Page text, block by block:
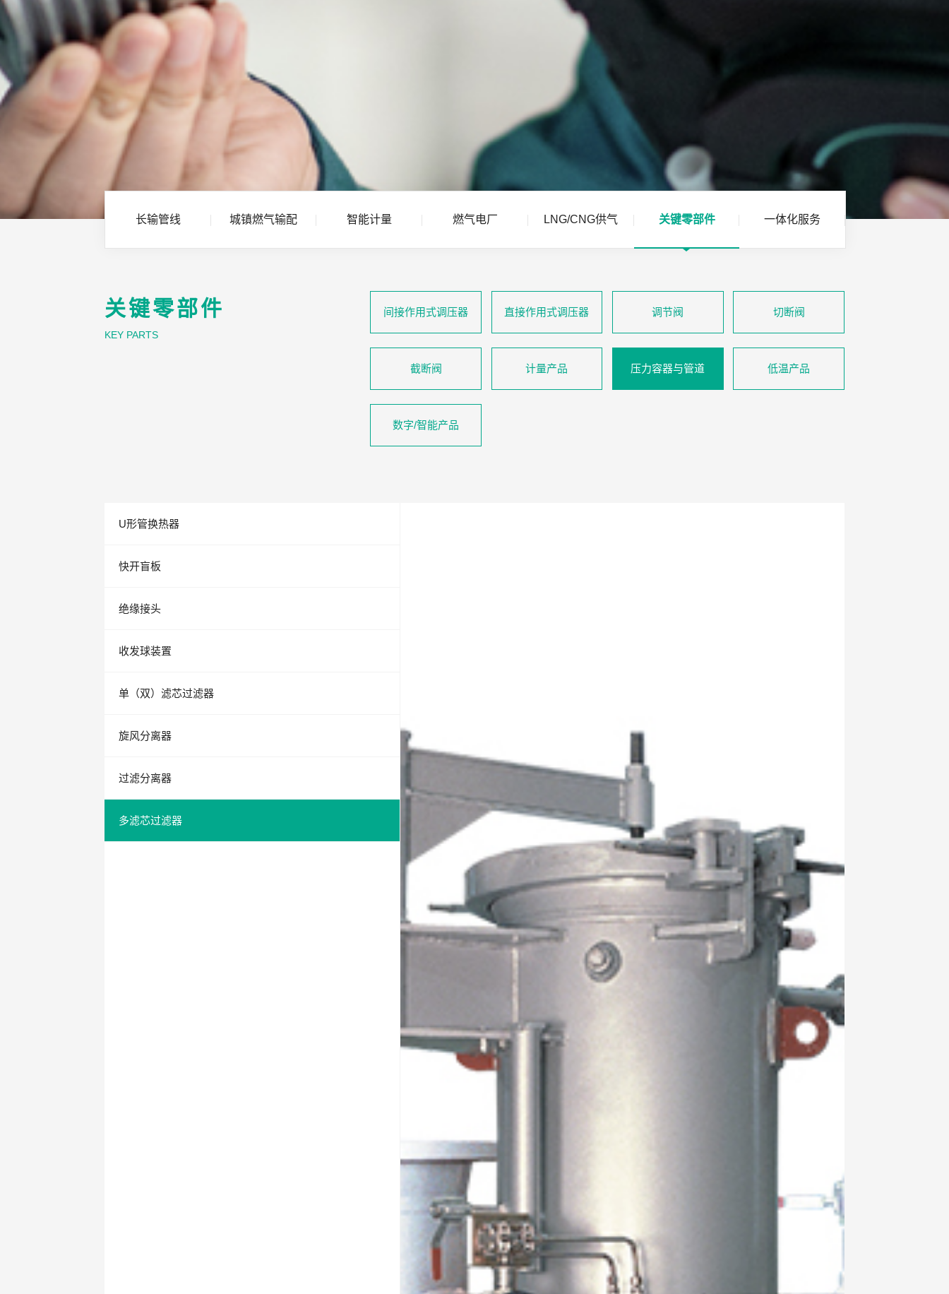
长输管线 城镇燃气输配 智能计量 燃气电厂 LNG/CNG供气 关键零部件 一体化服务
关键零部件
KEY PARTS
间接作用式调压器 直接作用式调压器 调节阀 切断阀
截断阀 计量产品 压力容器与管道 低温产品
数字/智能产品
U形管换热器
快开盲板
绝缘接头
收发球装置
单（双）滤芯过滤器
旋风分离器
过滤分离器
多滤芯过滤器